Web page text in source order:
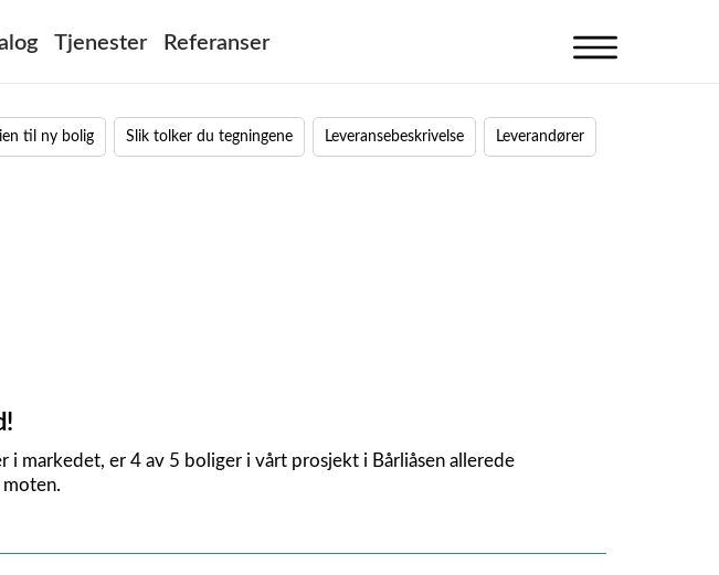
Tjenester
Referanser
s
til ny bolig Slik tolker du tegningene Leveransebeskrivelse Leverandører
markedet, er 4 av 5 boliger i vårt prosjekt i Bårliåsen allerede